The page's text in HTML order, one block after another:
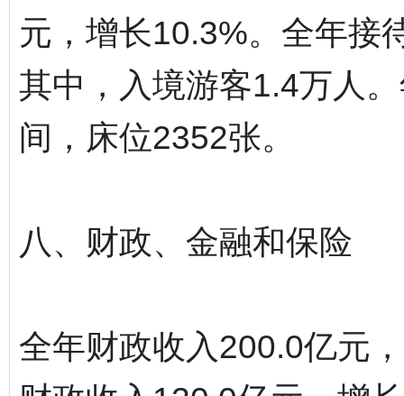
元，增长10.3%。全年接
其中，入境游客1.4万人
间，床位2352张。
八、财政、金融和保险
全年财政收入200.0亿元